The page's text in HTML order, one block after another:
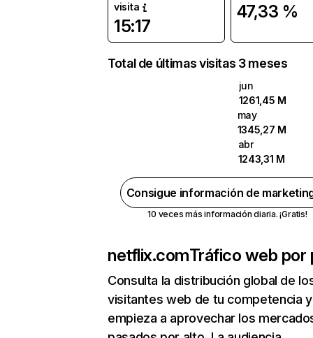
visita
15:17
47,33 %
Total de últimas visitas 3 meses
jun
1261,45 M
may
1345,27 M
abr
1243,31 M
Consigue información de
10 veces más información diaria. ¡Gratis!
netflix.comTráfico web por
Consulta la distribución global de
visitantes web de tu competencia y
empieza a aprovechar los